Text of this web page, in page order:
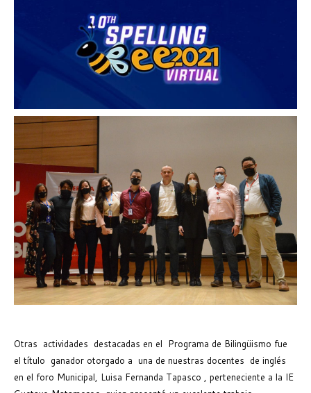
Otras actividades destacadas en el Programa de Bilingüismo fue
el título ganador otorgado a una de nuestras docentes de inglés
en el foro Municipal, Luisa Fernanda Tapasco , perteneciente a la IE